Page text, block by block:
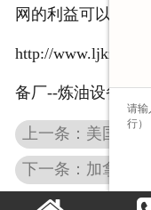
网的利益可以凌驾
http://
备厂--炼油设备